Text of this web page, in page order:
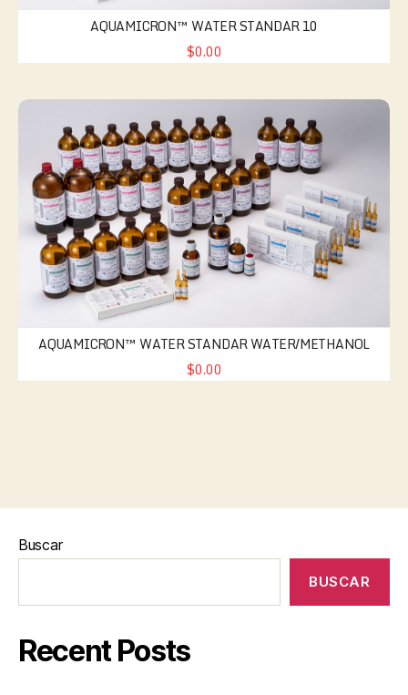
AQUAMICRON™ WATER STANDAR 10
$0.00
AQUAMICRON™ WATER STANDAR WATER/METHANOL
$0.00
Buscar
BUSCAR
Recent Posts